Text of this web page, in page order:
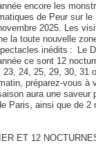
encore les
de Peur sur
2025. Les
la toute nouvelle
inédits : Le
ce sont 12
23, 24, 25, 29, 30, 31
préparez-vous à
aura une saveur
Paris, ainsi que de
ET 12